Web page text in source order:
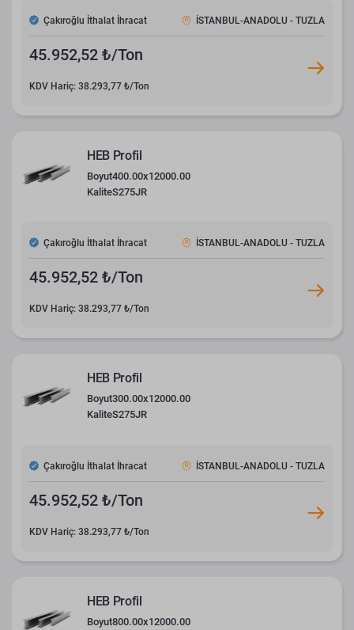
Çakıroğlu İthalat İhracat İSTANBUL-ANADOLU - TUZLA
45.952,52 ₺/Ton
KDV Hariç: 38.293,77 ₺/Ton
HEB Profil
Boyut400.00x12000.00
KaliteS275JR
Çakıroğlu İthalat İhracat İSTANBUL-ANADOLU - TUZLA
45.952,52 ₺/Ton
KDV Hariç: 38.293,77 ₺/Ton
HEB Profil
Boyut300.00x12000.00
KaliteS275JR
Çakıroğlu İthalat İhracat İSTANBUL-ANADOLU - TUZLA
45.952,52 ₺/Ton
KDV Hariç: 38.293,77 ₺/Ton
HEB Profil
Boyut800.00x12000.00